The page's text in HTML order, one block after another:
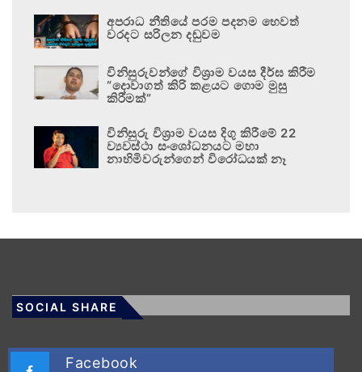
අපරාධ නීතියේ පරම පදනම හෙවත්
වරදට සරිලන දඬුවම
විනිසුරුවන්ගේ විශ්‍රාම වයස දීර්ඝ කිරීම
“දොවාගත් කිරි කළයට ගොම මුසු
කිරීමක්”
විනිසුරු විශ්‍රාම වයස දිගු කිරීමේ 22
ව්‍යවස්ථා සංශෝධනයට මහා
නාහිමිවරුන්ගෙන් විරෝධයක් නෑ
SOCIAL SHARE
Facebook